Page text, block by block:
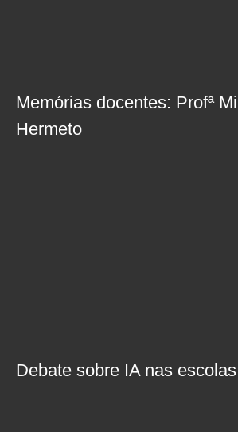
Memórias docentes: Profª
Hermeto
Debate sobre IA nas escolas